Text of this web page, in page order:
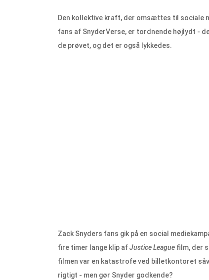
Den kollektive kraft, der omsættes til sociale
fans af SnyderVerse, er tordnende højlydt -
de prøvet, og det er også lykkedes.
Zack Snyders fans gik på en social
fire timer lange klip afJustice League film, der
filmen var en katastrofe ved billetkontoret
rigtigt - men gør Snyder godkende?